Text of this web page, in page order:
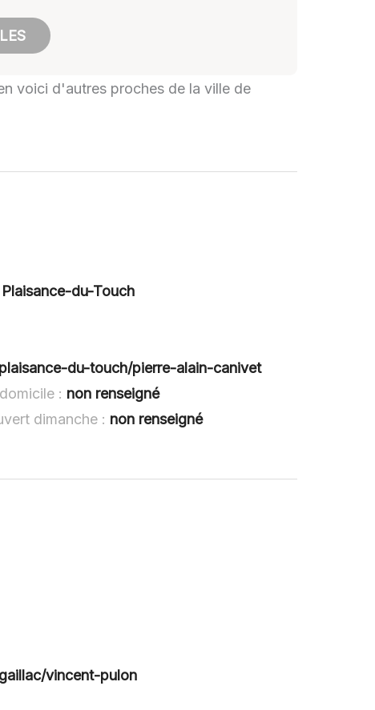
voici d'autres proches de la ville de
du-Touch
du-touch/pierre-alain-canivet
: non renseigné
dimanche : non renseigné
vincent-pulon